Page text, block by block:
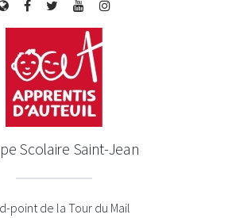
Scolaire Saint-Jean
point de la Tour du Mail